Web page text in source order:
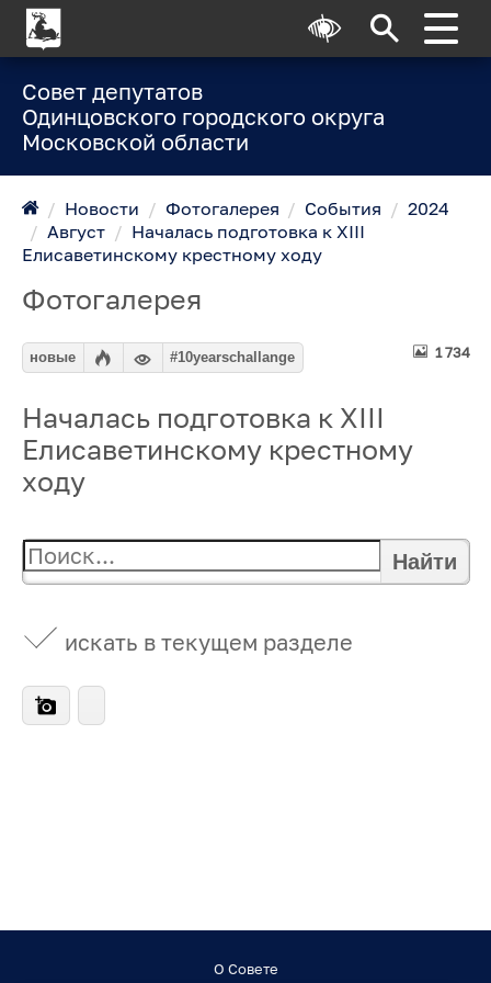
Совет депутатов
Одинцовского городского округа
Московской области
/ Новости / Фотогалерея / События / 2024
/ Август / Началась подготовка к XIII
Елисаветинскому крестному ходу
Фотогалерея
1 734
новые #10yearschallange
Началась подготовка к XIII
Елисаветинскому крестному
ходу
Найти
искать в текущем разделе
О Совете